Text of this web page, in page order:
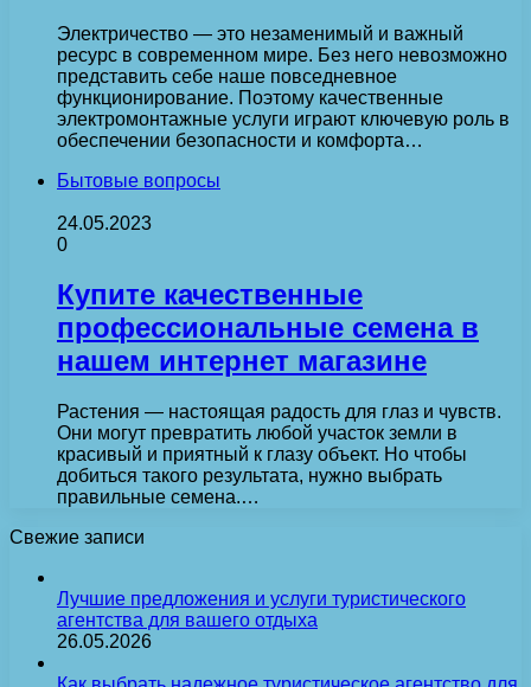
Электричество — это незаменимый и важный
ресурс в современном мире. Без него невозможно
представить себе наше повседневное
функционирование. Поэтому качественные
электромонтажные услуги играют ключевую роль в
обеспечении безопасности и комфорта…
Бытовые вопросы
24.05.2023
0
Купите качественные
профессиональные семена в
нашем интернет магазине
Растения — настоящая радость для глаз и чувств.
Они могут превратить любой участок земли в
красивый и приятный к глазу объект. Но чтобы
добиться такого результата, нужно выбрать
правильные семена.…
Свежие записи
Лучшие предложения и услуги туристического
агентства для вашего отдыха
26.05.2026